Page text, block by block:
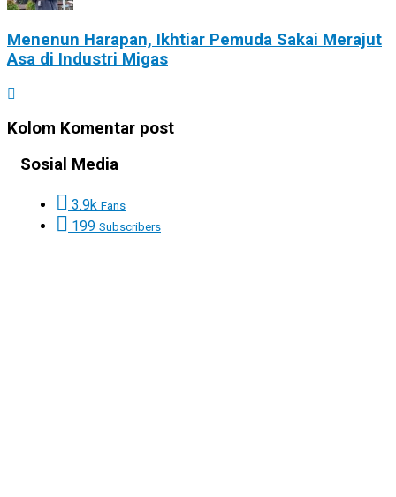
Menenun Harapan, Ikhtiar Pemuda Sakai Merajut
Asa di Industri Migas
Kolom Komentar post
Sosial Media
3.9k Fans
199 Subscribers